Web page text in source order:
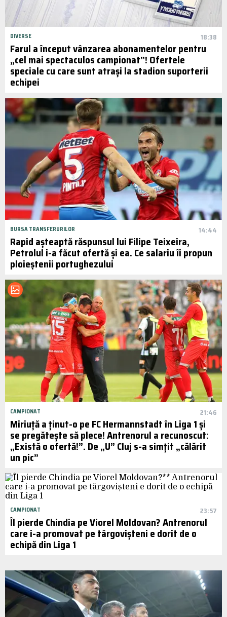
DIVERSE 18:38
Farul a început vânzarea abonamentelor pentru
„cel mai spectaculos campionat”! Ofertele
speciale cu care sunt atrași la stadion suporterii
echipei
BURSA TRANSFERURILOR 14:44
Rapid așteaptă răspunsul lui Filipe Teixeira,
Petrolul i-a făcut ofertă și ea. Ce salariu îi propun
ploieștenii portughezului
CAMPIONAT 21:46
Miriuță a ținut-o pe FC Hermannstadt în Liga 1 și
se pregătește să plece! Antrenorul a recunoscut:
„Există o ofertă!”. De „U” Cluj s-a simțit „călărit
un pic”
CAMPIONAT 23:57
Îl pierde Chindia pe Viorel Moldovan? Antrenorul
care i-a promovat pe târgovișteni e dorit de o
echipă din Liga 1